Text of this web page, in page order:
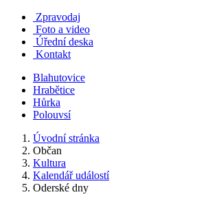
Zpravodaj
Foto a video
Úřední deska
Kontakt
Blahutovice
Hrabětice
Hůrka
Polouvsí
Úvodní stránka
Občan
Kultura
Kalendář událostí
Oderské dny